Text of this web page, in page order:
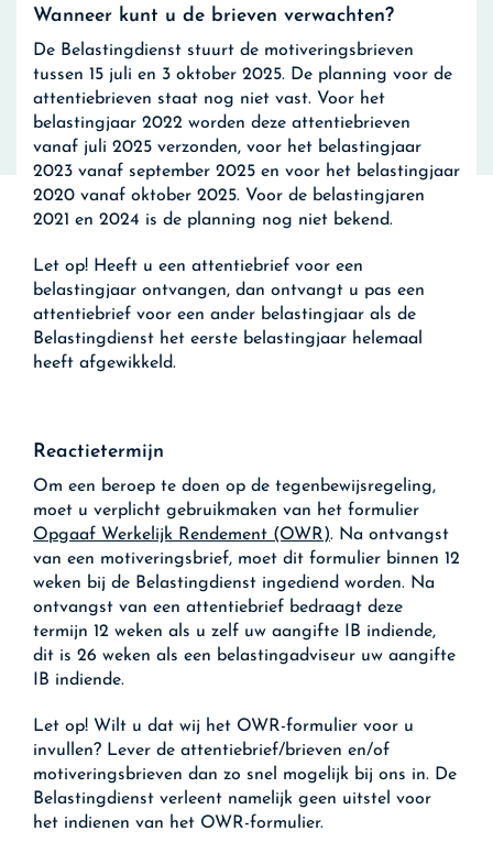
Wanneer kunt u de brieven verwachten?
De Belastingdienst stuurt de motiveringsbrieven
tussen 15 juli en 3 oktober 2025. De planning voor de
attentiebrieven staat nog niet vast. Voor het
belastingjaar 2022 worden deze attentiebrieven
vanaf juli 2025 verzonden, voor het belastingjaar
2023 vanaf september 2025 en voor het belastingjaar
2020 vanaf oktober 2025. Voor de belastingjaren
2021 en 2024 is de planning nog niet bekend.
Let op! Heeft u een attentiebrief voor een
belastingjaar ontvangen, dan ontvangt u pas een
attentiebrief voor een ander belastingjaar als de
Belastingdienst het eerste belastingjaar helemaal
heeft afgewikkeld.
Reactietermijn
Om een beroep te doen op de tegenbewijsregeling,
moet u verplicht gebruikmaken van het formulier
Opgaaf Werkelijk Rendement (OWR). Na ontvangst
van een motiveringsbrief, moet dit formulier binnen 12
weken bij de Belastingdienst ingediend worden. Na
ontvangst van een attentiebrief bedraagt deze
termijn 12 weken als u zelf uw aangifte IB indiende,
dit is 26 weken als een belastingadviseur uw aangifte
IB indiende.
Let op! Wilt u dat wij het OWR-formulier voor u
invullen? Lever de attentiebrief/brieven en/of
motiveringsbrieven dan zo snel mogelijk bij ons in. De
Belastingdienst verleent namelijk geen uitstel voor
het indienen van het OWR-formulier.